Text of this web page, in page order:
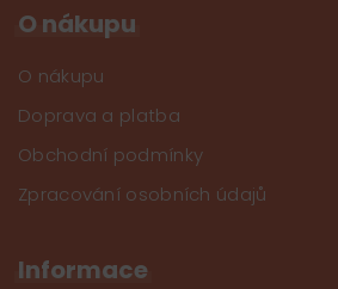
O nákupu
O nákupu
Doprava a platba
Obchodní podmínky
Zpracování osobních údajů
Informace